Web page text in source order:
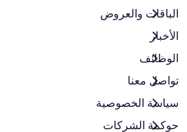
الباقات والعروض​
الأخبار
الوظائف
تواصل معنا
سياسة الخصوصية
حوكمة الشركات